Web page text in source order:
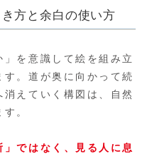
方と余白の使い方
」を意識して絵を組み立
。道が奥に向かって続
えていく構図は、自然
。
ではなく、見る人に息